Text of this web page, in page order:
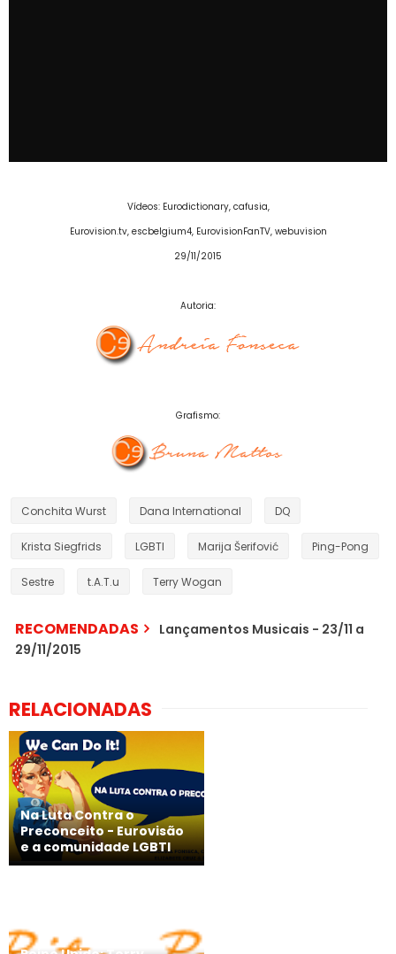
Vídeos: Eurodictionary, cafusia,
Eurovision.tv, escbelgium4, EurovisionFanTV, webuvision
29/11/2015
Autoria:
Grafismo:
Conchita Wurst Dana International DQ
Krista Siegfrids LGBTI Marija Šerifović Ping-Pong
Sestre t.A.T.u Terry Wogan
RECOMENDADAS
Lançamentos Musicais - 23/11 a
29/11/2015
RELACIONADAS
Na Luta Contra o
Preconceito - Eurovisão
e a comunidade LGBTI